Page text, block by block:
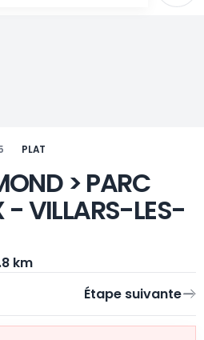
PLAT
> PARC
- VILLARS-LES-
km
Étape suivante